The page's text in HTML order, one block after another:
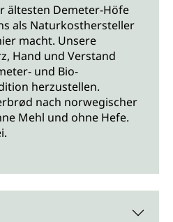
ältesten Demeter-Höfe
als Naturkosthersteller
macht. Unsere
Hand und Verstand
und Bio-
herzustellen.
nach norwegischer
Mehl und ohne Hefe.